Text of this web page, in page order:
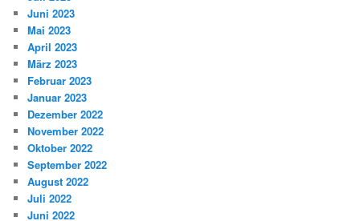
Juni 2023
Mai 2023
April 2023
März 2023
Februar 2023
Januar 2023
Dezember 2022
November 2022
Oktober 2022
September 2022
August 2022
Juli 2022
Juni 2022